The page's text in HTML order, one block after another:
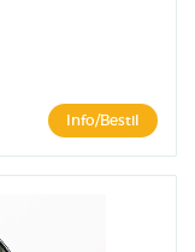
Info/Bestil